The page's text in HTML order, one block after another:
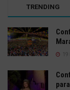
TRENDING